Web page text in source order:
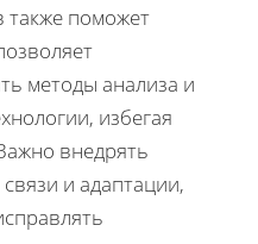
также поможет
методы анализа и
избегая
внедрять
и адаптации,